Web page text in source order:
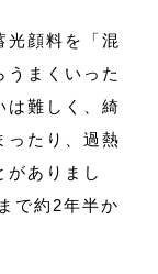
光顔料を「混
うまくいった
は難しく、綺
ったり、過熱
がありまし
で約2年半か